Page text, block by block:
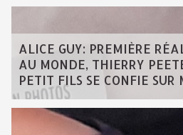
ALICE GUY: PREMIÈRE
AU MONDE, THIERRY
PETIT FILS SE CONFIE SUR